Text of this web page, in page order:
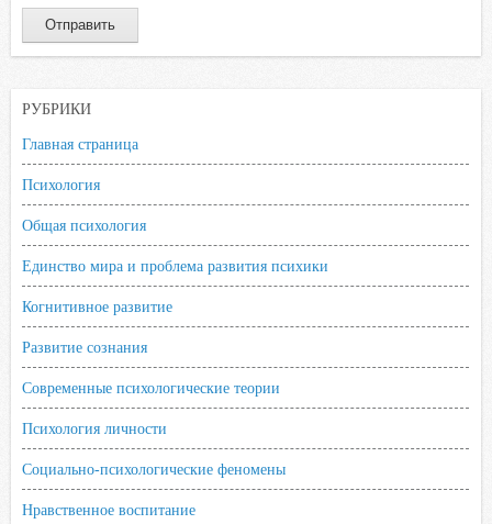
РУБРИКИ
Главная страница
Психология
Общая психология
Единство мира и проблема развития психики
Когнитивное развитие
Развитие сознания
Современные психологические теории
Психология личности
Социально-психологические феномены
Нравственное воспитание